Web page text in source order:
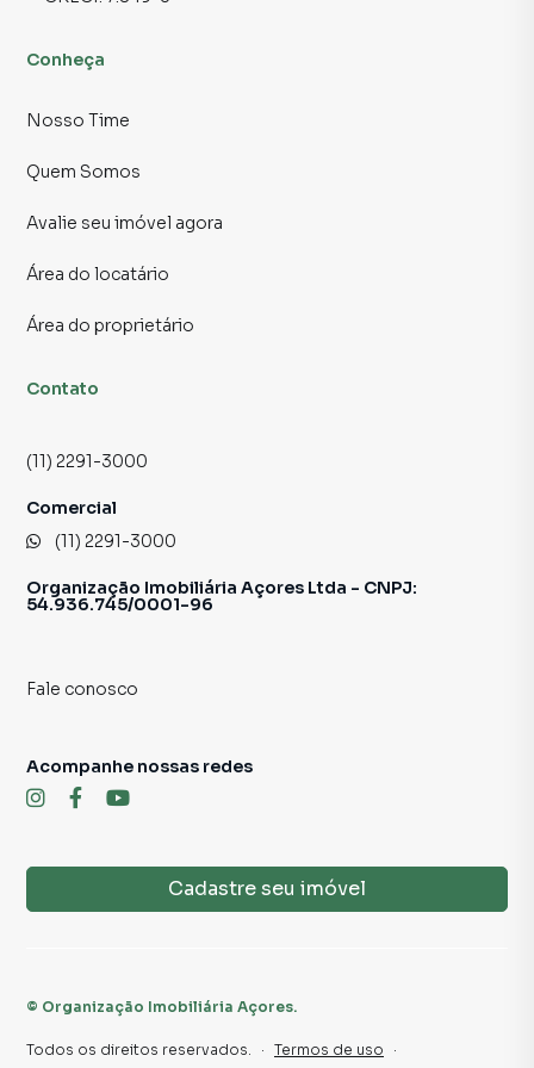
Para obter informações adicionais, agendar uma visita ou
conosco.
📲 Contato para Ligações ou WhatsApp 11 2291-3000
Fotos meramente ilustrativas.
Conheça
Nosso Time
Quem Somos
Avalie seu imóvel agora
Área do locatário
Área do proprietário
Contato
(11) 2291-3000
Comercial
(11) 2291-3000
Organização Imobiliária Açores Ltda - CNPJ:
54.936.745/0001-96
Fale conosco
Cadastre seu imóvel
Acompanhe nossas redes
© Organização Imobiliária Açores.
Todos os direitos reservados. · Termos de uso ·